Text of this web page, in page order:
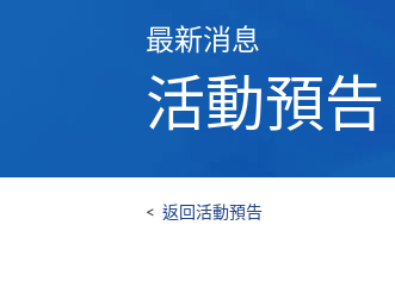
最新消息
活動預告
< 返回活動預告